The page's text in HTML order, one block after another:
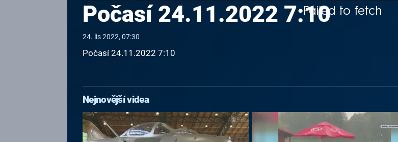
Failed to fetch
Počasí 24.11.2022 7:10
24. lis 2022, 07:30
Počasí 24.11.2022 7:10
Nejnovější videa